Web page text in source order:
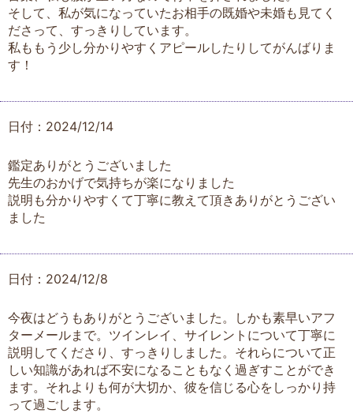
そして、私が気になっていたお相手の既婚や未婚も見てく
ださって、すっきりしています。
私ももう少し分かりやすくアピールしたりしてがんばりま
す！
日付：2024/12/14
鑑定ありがとうございました
先生のおかげで気持ちが楽になりました
説明も分かりやすくて丁寧に教えて頂きありがとうござい
ました
日付：2024/12/8
今夜はどうもありがとうございました。しかも素早いアフ
ターメールまで。ツインレイ、サイレントについて丁寧に
説明してくださり、すっきりしました。それらについて正
しい知識があれば不安になることもなく過ぎすことができ
ます。それよりも何が大切か、彼を信じる心をしっかり持
って過ごします。